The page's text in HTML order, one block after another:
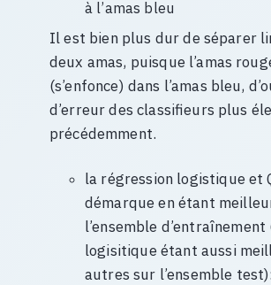
à l’amas bleu
Il est bien plus dur de séparer
deux amas, puisque l’amas
(s’enfonce) dans l’amas bleu,
d’erreur des classifieurs plus
précédemment.
la régression logistique et
démarque en étant
l’ensemble
logisitique étant aussi
autres sur l’ensemble test):